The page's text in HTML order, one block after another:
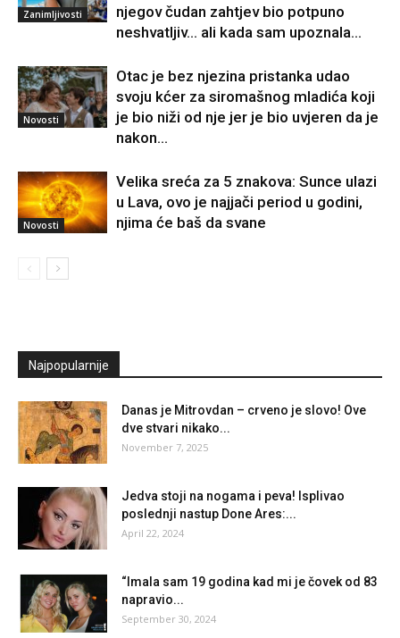
Zanimljivosti
njegov čudan zahtjev bio potpuno
neshvatljiv… ali kada sam upoznala...
Novosti
Otac je bez njezina pristanka udao
svoju kćer za siromašnog mladića koji
je bio niži od nje jer je bio uvjeren da je
nakon...
Novosti
Velika sreća za 5 znakova: Sunce ulazi
u Lava, ovo je najjači period u godini,
njima će baš da svane
Najpopularnije
Danas je Mitrovdan – crveno je slovo! Ove
dve stvari nikako...
November 7, 2025
Jedva stoji na nogama i peva! Isplivao
poslednji nastup Done Ares:...
April 22, 2024
“Imala sam 19 godina kad mi je čovek od 83
napravio...
September 30, 2024